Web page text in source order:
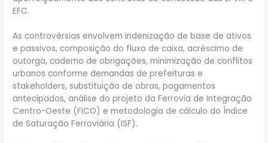
EFC.
As controvérsias envolvem indenização de base de ativos
e passivos, composição do fluxo de caixa, acréscimo de
outorga, caderno de obrigações, minimização de conflitos
urbanos conforme demandas de prefeituras e
stakeholders, substituição de obras, pagamentos
antecipados, análise do projeto da Ferrovia de Integração
Centro-Oeste (FICO) e metodologia de cálculo do Índice
de Saturação Ferroviária (ISF).